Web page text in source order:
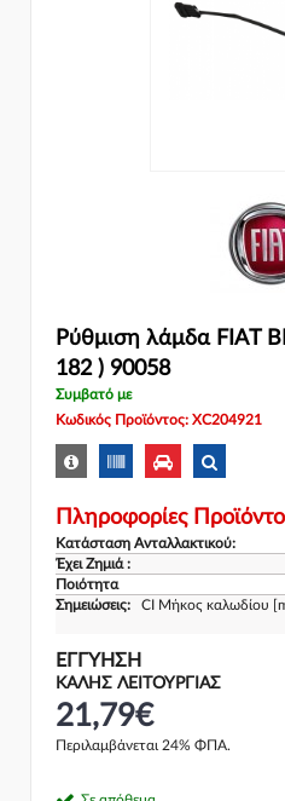
Ρύθμιση λάμδα FIAT
182 ) 90058
Συμβατό με
Κωδικός Προϊόντος: XC204921
Πληροφορίες
Κατάσταση Ανταλλακτικού:
Έχει Ζημιά :
Ποιότητα
Σημειώσεις:
CI Μήκος καλωδίου
ΕΓΓΎΗΣΗ
ΚΑΛΗΣ ΛΕΙΤΟΥΡΓΙΑΣ
21,79€
Περιλαμβάνεται 24% ΦΠΑ.